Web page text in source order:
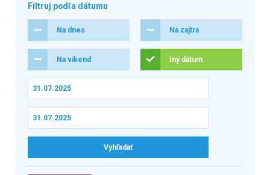
Filtruj podľa dátumu
Na dnes Na zajtra
Na víkend Iný dátum